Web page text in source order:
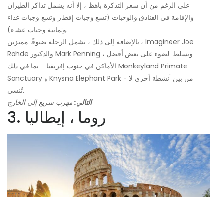
على الرغم من أن سعر التذكرة باهظ ، إلا أنه يشمل تذاكر الطيران
والإقامة في الفنادق والوجبات (تسع وجبات إفطار وتسع وجبات غداء
وثمانية وجبات عشاء).
بالإضافة إلى ذلك ، تشمل الرحلة ضيوفًا مميزين ، Imagineer Joe
Rohde والدكتور Mark Penning ، وتسلط الضوء على بعض أفضل
الأماكن في جنوب إفريقيا - بما في ذلك Monkeyland Primate
Sanctuary و Knysna Elephant Park - من بين أنشطة أخرى لا
تُنسى.
التالي: مهرب سريع إلى الخارج
3. روما ، إيطاليا